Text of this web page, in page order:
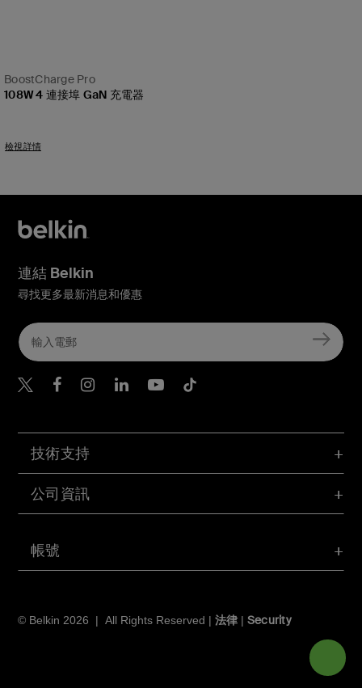
切換
BoostCharge Pro
108W 4 連接埠 GaN 充電器
檢視詳情
帳號
技術支持
公司資訊
© Belkin 2026 | All Rights Reserved | 法律 | Security
連結 Belkin
尋找更多最新消息和優惠
Belkin Twitter
Belkin Hong Kong
Belkin Instagram
Belkin Hong Kong
Belkin Youtube
Belkin TikTok